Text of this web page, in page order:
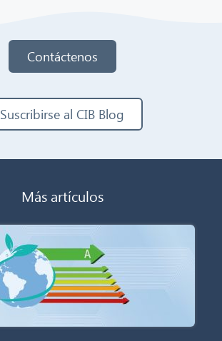
Contáctenos
Suscribirse al CIB Blog
Más artículos